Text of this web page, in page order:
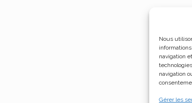
Nous
navigation
navigation
Gérer les